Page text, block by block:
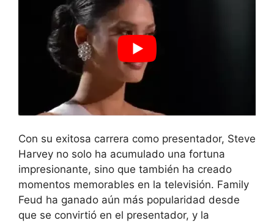
Con su exitosa carrera como presentador, Steve
Harvey no solo ha acumulado una fortuna
impresionante, sino que también ha creado
momentos memorables en la televisión. Family
Feud ha ganado aún más popularidad desde
que se convirtió en el presentador, y la